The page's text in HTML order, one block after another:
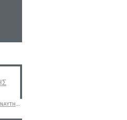
Διακοσμητικό σταν δαπέδου ΑΣΤΡΟΝΑΥΤΗΣ ΔΙΑΣΤΗΜΑ